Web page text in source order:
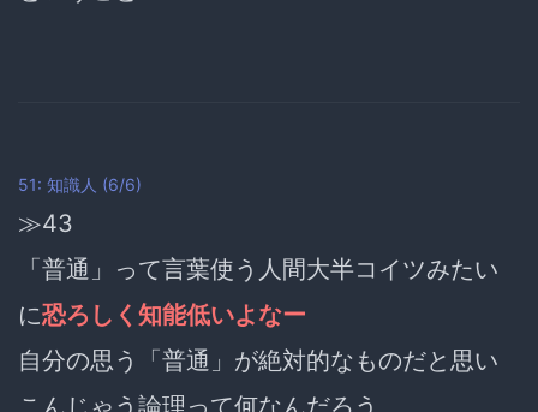
51: 知識人 (6/6)
≫43
「普通」って言葉使う人間大半コイツみたい
に恐ろしく知能低いよなー
自分の思う「普通」が絶対的なものだと思い
こんじゃう論理って何なんだろう